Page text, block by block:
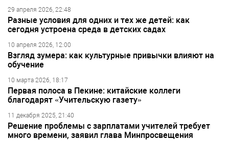
29 апреля 2026, 22:48
Разные условия для одних и тех же детей: как
сегодня устроена среда в детских садах
10 апреля 2026, 12:00
Взгляд зумера: как культурные привычки влияют на
обучение
10 марта 2026, 18:17
Первая полоса в Пекине: китайские коллеги
благодарят «Учительскую газету»
11 декабря 2025, 21:40
Решение проблемы с зарплатами учителей требует
много времени, заявил глава Минпросвещения